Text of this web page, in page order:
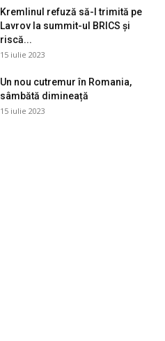
Kremlinul refuză să-l trimită pe
Lavrov la summit-ul BRICS și
riscă...
15 iulie 2023
Un nou cutremur în Romania,
sâmbătă dimineață
15 iulie 2023